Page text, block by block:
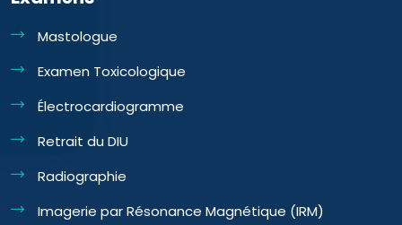
Mastologue
Examen Toxicologique
Électrocardiogramme
Retrait du DIU
Radiographie
Imagerie par Résonance Magnétique (IRM)